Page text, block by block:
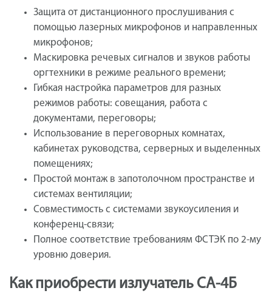
Защита от дистанционного прослушивания с
помощью лазерных микрофонов и направленных
микрофонов;
Маскировка речевых сигналов и звуков работы
оргтехники в режиме реального времени;
Гибкая настройка параметров для разных
режимов работы: совещания, работа с
документами, переговоры;
Использование в переговорных комнатах,
кабинетах руководства, серверных и выделенных
помещениях;
Простой монтаж в запотолочном пространстве и
системах вентиляции;
Совместимость с системами звукоусиления и
конференц-связи;
Полное соответствие требованиям ФСТЭК по 2-му
уровню доверия.
Как приобрести излучатель СА-4Б